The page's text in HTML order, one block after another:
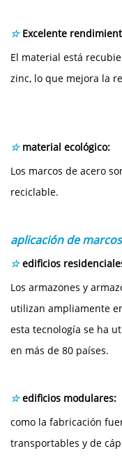
☆Excelente
El material está
zinc, lo que mejora la
☆material ecológico:
Los marcos de acero
reciclable.
aplicación de
☆edificios
Los armazones y
utilizan ampliamente
esta tecnología se ha
en más de 80 países.
☆edificios modulares:
como la fabricación
transportables y de